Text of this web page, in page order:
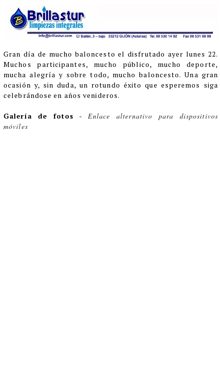
Gran día de mucho baloncesto el disfrutado ayer lunes 22.
Muchos participantes, mucho público, mucho deporte,
mucha alegría y sobre todo, mucho baloncesto. Una gran
ocasión y, sin duda, un rotundo éxito que esperemos siga
celebrándose en años venideros.
Galería de fotos - Enlace alternativo para dispositivos
móviles